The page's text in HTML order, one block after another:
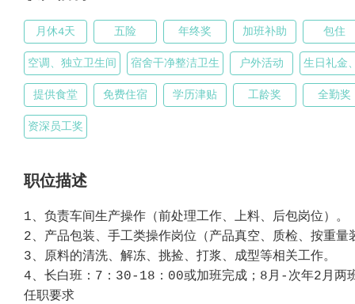
月休4天 五险 年终奖 加班补助 包住
空调、独立卫生间 宿舍干净整洁卫生 户外活动 生日礼金
提供食堂 免费住宿 学历津贴 工龄奖 全勤奖
资深员工奖
职位描述
1、负责车间生产操作（前处理工作、上料、后包岗位）。
2、产品包装、手工类操作岗位（产品真空、质检、按重量
3、原料的清洗、解冻、挑捡、打浆、成型等相关工作。
4、长白班：7：30-18：00或加班完成；8月-次年2月
任职要求